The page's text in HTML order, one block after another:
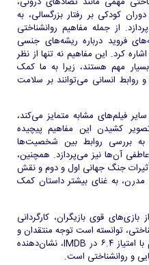
کودکی بر رفتار بزرگسالی، به
از جمله مفاهیم روانشناختی
فروید درباره ریشه‌های جنسی
کرد. این مفاهیم نه تنها از نظر
مهم هستند، زیرا به ما کمک
روابط انسانی می‌توانند بر سلامت
سایر فیلم‌های مشابه متمایز می‌کند،
کشیدن این مفاهیم پیچیده
به بررسی روابط بین شخصیت‌ها
آن‌ها نیز می‌پردازد. همچنین،
جنگ جهانی اول و دوم و نقش
به غنای بیشتر داستان کمک
بازی‌های قوی بازیگران، کارگردانی
توانسته است توجه منتقدان و
مخاطبان را به خود جلب کند. این فیلم با امتیاز ۶.۴ در IMDB، نشان‌دهنده
و روانشناختی است.